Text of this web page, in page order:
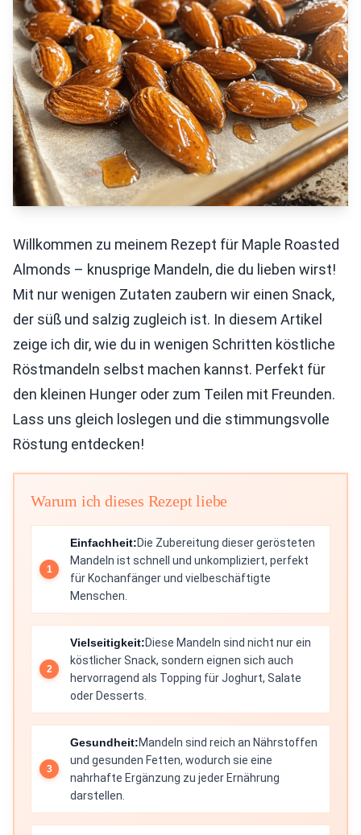
Willkommen zu meinem Rezept für Maple Roasted
Almonds – knusprige Mandeln, die du lieben wirst!
Mit nur wenigen Zutaten zaubern wir einen Snack,
der süß und salzig zugleich ist. In diesem Artikel
zeige ich dir, wie du in wenigen Schritten köstliche
Röstmandeln selbst machen kannst. Perfekt für
den kleinen Hunger oder zum Teilen mit Freunden.
Lass uns gleich loslegen und die stimmungsvolle
Röstung entdecken!
Warum ich dieses Rezept liebe
Einfachheit:Die Zubereitung dieser gerösteten
Mandeln ist schnell und unkompliziert, perfekt
für Kochanfänger und vielbeschäftigte
Menschen.
Vielseitigkeit:Diese Mandeln sind nicht nur ein
köstlicher Snack, sondern eignen sich auch
hervorragend als Topping für Joghurt, Salate
oder Desserts.
Gesundheit:Mandeln sind reich an Nährstoffen
und gesunden Fetten, wodurch sie eine
nahrhafte Ergänzung zu jeder Ernährung
darstellen.